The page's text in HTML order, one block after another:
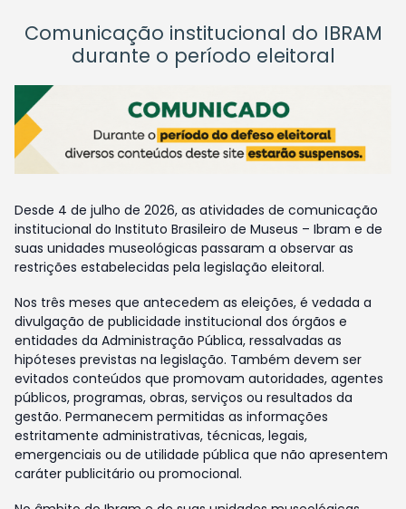
Comunicação institucional do IBRAM
durante o período eleitoral
Desde 4 de julho de 2026, as atividades de comunicação
institucional do Instituto Brasileiro de Museus – Ibram e de
suas unidades museológicas passaram a observar as
restrições estabelecidas pela legislação eleitoral.
Nos três meses que antecedem as eleições, é vedada a
divulgação de publicidade institucional dos órgãos e
entidades da Administração Pública, ressalvadas as
hipóteses previstas na legislação. Também devem ser
evitados conteúdos que promovam autoridades, agentes
públicos, programas, obras, serviços ou resultados da
gestão. Permanecem permitidas as informações
estritamente administrativas, técnicas, legais,
emergenciais ou de utilidade pública que não apresentem
caráter publicitário ou promocional.